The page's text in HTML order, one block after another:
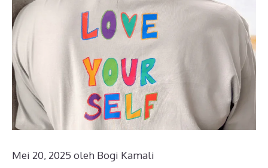
Mei 20, 2025 oleh Bogi Kamali